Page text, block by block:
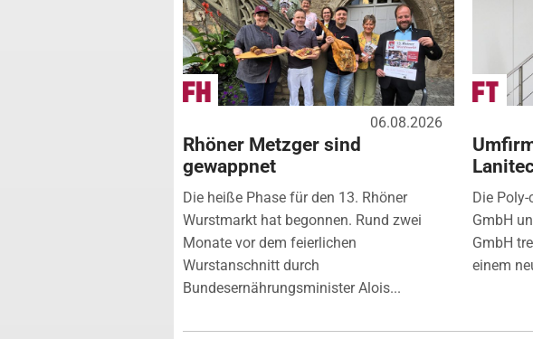
06.08.2026
Rhöner Metzger sind
gewappnet
Die heiße Phase für den 13. Rhöner
Wurstmarkt hat begonnen. Rund zwei
Monate vor dem feierlichen
Wurstanschnitt durch
Bundesernährungsminister Alois...
Die
GmbH
GmbH
einem